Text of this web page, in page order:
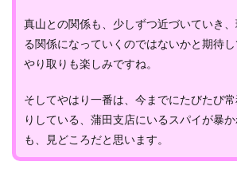
真山との関係も、少しずつ近づいていき
る関係になっていくのではないかと期待
やり取りも楽しみですね。
そしてやはり一番は、今までにたびたび
りしている、蒲田支店にいるスパイが暴
も、見どころだと思います。